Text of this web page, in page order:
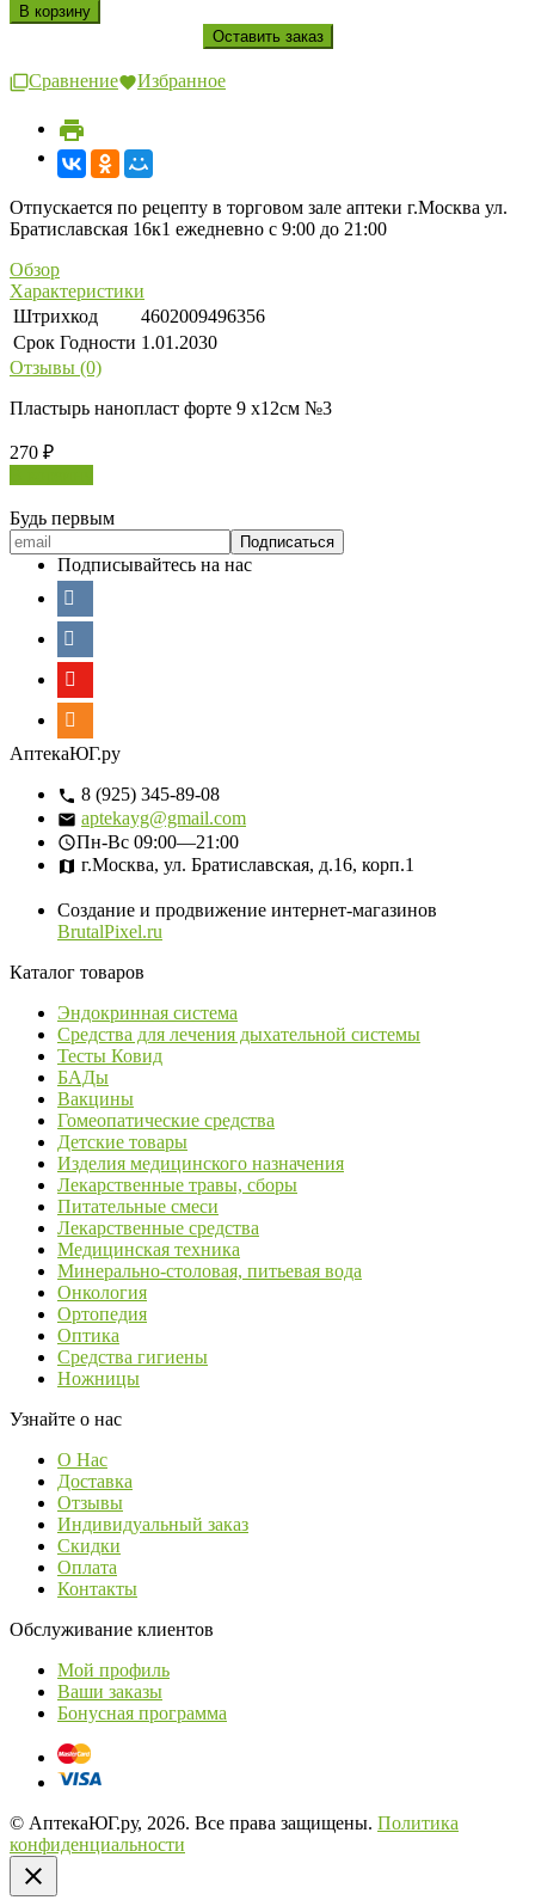
Сравнение Избранное
Отпускается по рецепту в торговом зале аптеки г.Москва ул.
Братиславская 16к1 ежедневно с 9:00 до 21:00
Обзор
Характеристики
Штрихкод
4602009496356
Срок Годности 1.01.2030
Отзывы (0)
Пластырь нанопласт форте 9 х12см №3
270 ₽
Будь первым
Подписывайтесь на нас
АптекаЮГ.ру
8 (925) 345-89-08
aptekayg@gmail.com
Пн-Вс 09:00—21:00
г.Москва, ул. Братиславская, д.16, корп.1
Создание и продвижение интернет-магазинов
BrutalPixel.ru
Каталог товаров
Эндокринная система
Средства для лечения дыхательной системы
Тесты Ковид
БАДы
Вакцины
Гомеопатические средства
Детские товары
Изделия медицинского назначения
Лекарственные травы, сборы
Питательные смеси
Лекарственные средства
Медицинская техника
Минерально-столовая, питьевая вода
Онкология
Ортопедия
Оптика
Средства гигиены
Ножницы
Узнайте о нас
О Нас
Доставка
Отзывы
Индивидуальный заказ
Скидки
Оплата
Контакты
Обслуживание клиентов
Мой профиль
Ваши заказы
Бонусная программа
© АптекаЮГ.ру, 2026. Все права защищены. Политика
конфиденциальности